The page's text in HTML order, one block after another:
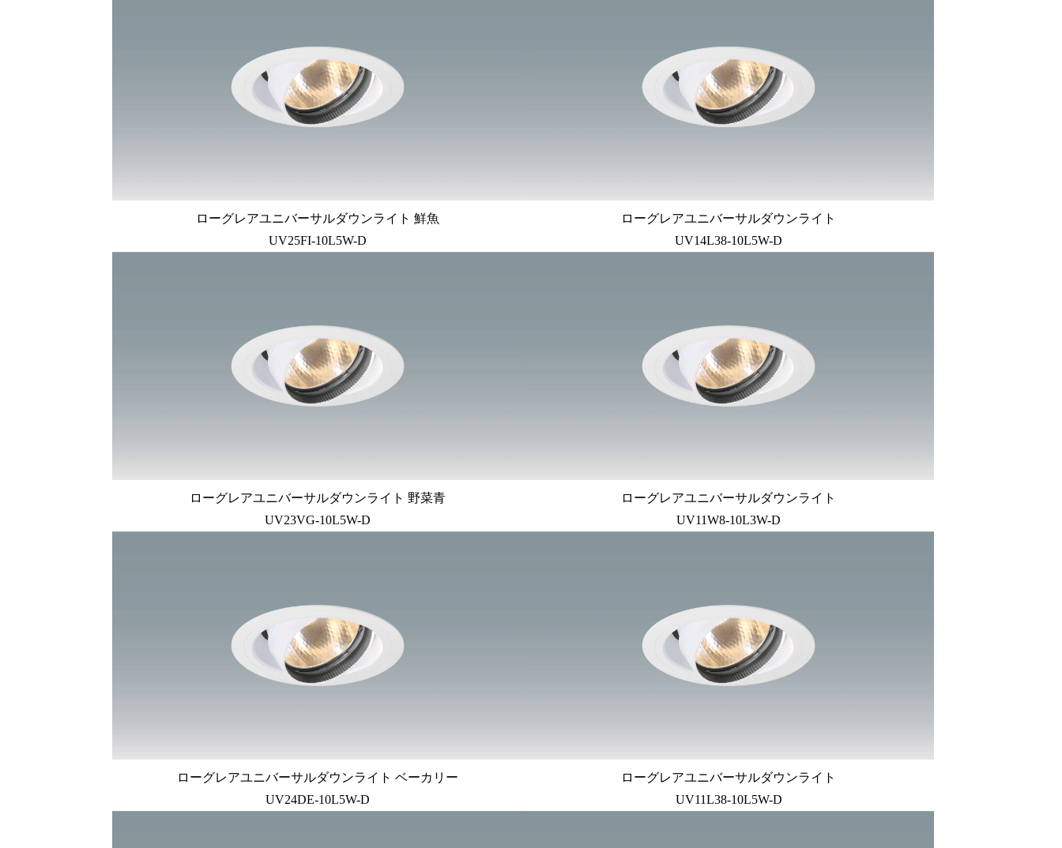
ローグレアユニバーサルダウンライト 鮮魚
UV25FI-10L5W-D
ローグレアユニバーサルダウンライト 野菜青
UV23VG-10L5W-D
ローグレアユニバーサルダウンライト ベーカリー
UV24DE-10L5W-D
ローグレアユニバーサルダウンライト
UV14L38-10L5W-D
ローグレアユニバーサルダウンライト
UV11W8-10L3W-D
ローグレアユニバーサルダウンライト
UV11L38-10L5W-D